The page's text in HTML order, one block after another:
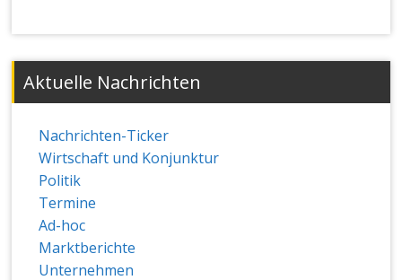
Aktuelle Nachrichten
Nachrichten-Ticker
Wirtschaft und Konjunktur
Politik
Termine
Ad-hoc
Marktberichte
Unternehmen